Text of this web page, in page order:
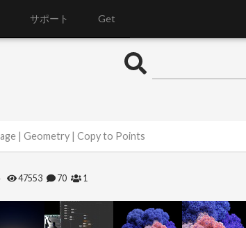
サポート Get
| Geometry | Copy to Points
47553 70 1